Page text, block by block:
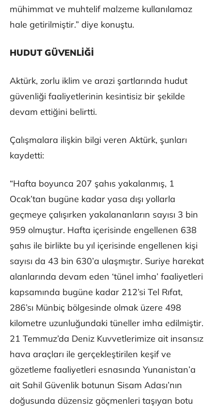
mühimmat ve muhtelif malzeme kullanılamaz
hale getirilmiştir.” diye konuştu.
HUDUT GÜVENLİĞİ
Aktürk, zorlu iklim ve arazi şartlarında hudut
güvenliği faaliyetlerinin kesintisiz bir şekilde
devam ettiğini belirtti.
Çalışmalara ilişkin bilgi veren Aktürk, şunları
kaydetti:
“Hafta boyunca 207 şahıs yakalanmış, 1
Ocak’tan bugüne kadar yasa dışı yollarla
geçmeye çalışırken yakalananların sayısı 3 bin
959 olmuştur. Hafta içerisinde engellenen 638
şahıs ile birlikte bu yıl içerisinde engellenen kişi
sayısı da 43 bin 630’a ulaşmıştır. Suriye harekat
alanlarında devam eden ‘tünel imha’ faaliyetleri
kapsamında bugüne kadar 212’si Tel Rıfat,
286’sı Münbiç bölgesinde olmak üzere 498
kilometre uzunluğundaki tüneller imha edilmiştir.
21 Temmuz’da Deniz Kuvvetlerimize ait insansız
hava araçları ile gerçekleştirilen keşif ve
gözetleme faaliyetleri esnasında Yunanistan’a
ait Sahil Güvenlik botunun Sisam Adası’nın
doğusunda düzensiz göçmenleri taşıyan botu